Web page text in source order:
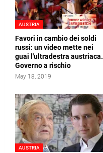
AUSTRIA
Favori in cambio dei soldi
russi: un video mette nei
guai l'ultradestra austriaca.
Governo a rischio
May 18, 2019
AUSTRIA